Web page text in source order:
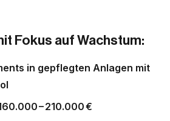
Fokus auf Wachstum:
in gepflegten Anlagen mit
– 210.000 €